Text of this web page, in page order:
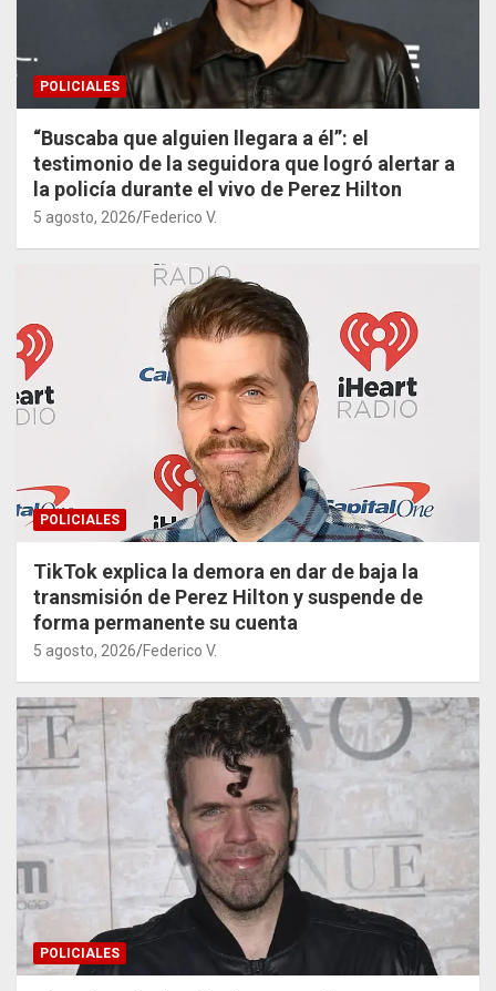
POLICIALES
“Buscaba que alguien llegara a él”: el
testimonio de la seguidora que logró alertar a
la policía durante el vivo de Perez Hilton
5 agosto, 2026 Federico V.
POLICIALES
TikTok explica la demora en dar de baja la
transmisión de Perez Hilton y suspende de
forma permanente su cuenta
5 agosto, 2026 Federico V.
POLICIALES